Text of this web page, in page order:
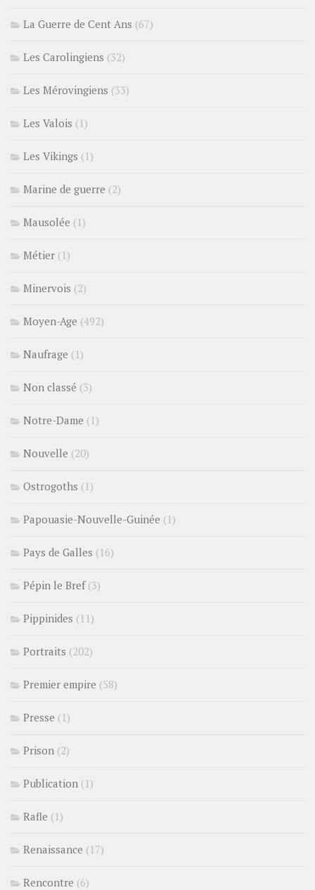
La Guerre de Cent Ans (67)
Les Carolingiens (32)
Les Mérovingiens (33)
Les Valois (1)
Les Vikings (1)
Marine de guerre (2)
Mausolée (1)
Métier (1)
Minervois (2)
Moyen-Age (492)
Naufrage (1)
Non classé (3)
Notre-Dame (1)
Nouvelle (20)
Ostrogoths (1)
Papouasie-Nouvelle-Guinée (1)
Pays de Galles (16)
Pépin le Bref(3)
Pippinides (11)
Portraits (202)
Premier empire (58)
Presse (1)
Prison (2)
Publication (1)
Rafle (1)
Renaissance (17)
Rencontre (6)